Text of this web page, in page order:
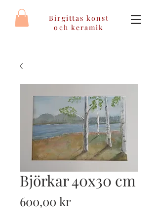
Birgittas konst
och keramik
Björkar 40x30 cm
600,00 krPris